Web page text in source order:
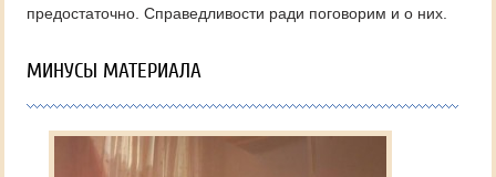
предостаточно. Справедливости ради поговорим и о них.
МИНУСЫ МАТЕРИАЛА